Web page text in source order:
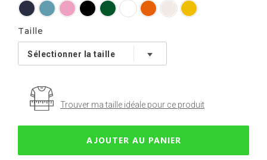
Taille
Trouver ma taille idéale pour ce produit
AJOUTER AU PANIER